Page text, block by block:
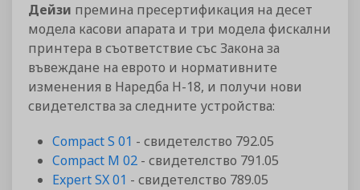
Дейзи премина пресертификация на десет
модела касови апарата и три модела фискални
принтера в съответствие със Закона за
въвеждане на еврото и нормативните
изменения в Наредба Н-18, и получи нови
свидетелства за следните устройства:
Compact S 01 - свидетелство 792.05
Compact M 02 - свидетелство 791.05
Expert SX 01 - свидетелство 789.05